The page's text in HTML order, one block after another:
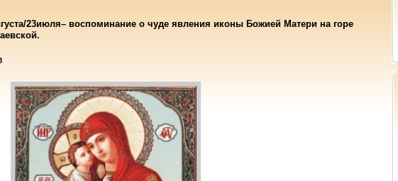
23июля– воспоминание о чуде явления иконы Божией Матери на горе